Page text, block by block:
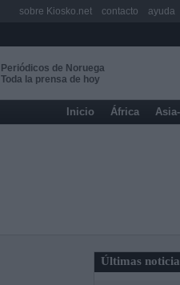
Periódicos de Noruega
Toda la prensa de hoy
Inicio África
Últimas
sobre Kiosko.net contacto ayuda